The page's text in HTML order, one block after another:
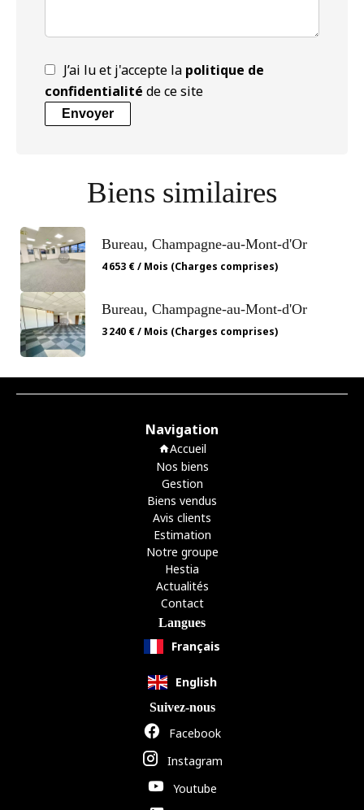
J’ai lu et j'accepte la politique de
confidentialité de ce site
Envoyer
Biens similaires
Bureau, Champagne-au-Mont-d'Or
4 653 € / Mois (Charges comprises)
Bureau, Champagne-au-Mont-d'Or
3 240 € / Mois (Charges comprises)
Navigation
Accueil
Nos biens
Gestion
Biens vendus
Avis clients
Estimation
Notre groupe
Hestia
Actualités
Contact
Langues
Français
English
Suivez-nous
Facebook
Instagram
Youtube